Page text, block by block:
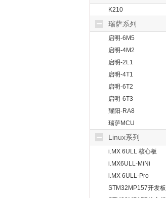
K210
瑞萨系列
启明-6M5
启明-4M2
启明-2L1
启明-4T1
启明-6T2
启明-6T3
耀阳-RA8
瑞萨MCU
Linux系列
i.MX 6ULL 核心板
i.MX6ULL-MiNi
i.MX 6ULL-Pro
STM32MP157开发板